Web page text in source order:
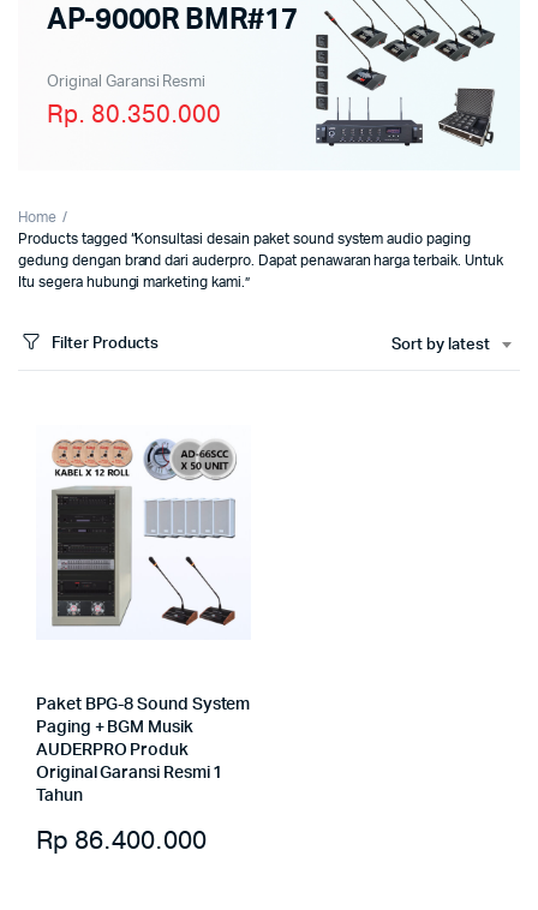
AP-9000R BMR#17
Original Garansi Resmi
Rp. 80.350.000
Home
Products tagged “Konsultasi desain paket sound system audio paging
gedung dengan brand dari auderpro. Dapat penawaran harga terbaik. Untuk
Itu segera hubungi marketing kami.”
Filter Products Sort by latest
Paket BPG-8 Sound System
Paging + BGM Musik
AUDERPRO Produk
Original Garansi Resmi 1
Tahun
Rp 86.400.000